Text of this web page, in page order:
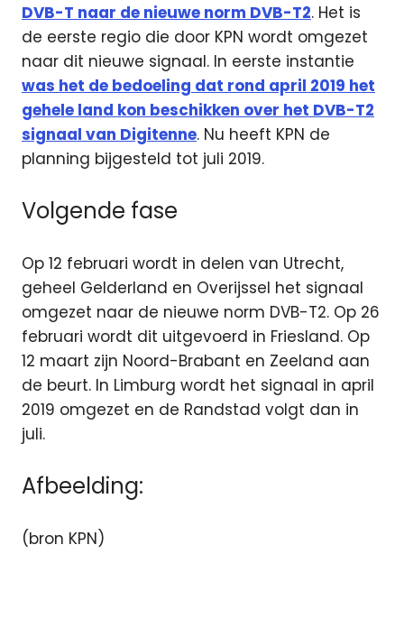
DVB-T naar de nieuwe norm DVB-T2. Het is
de eerste regio die door KPN wordt omgezet
naar dit nieuwe signaal. In eerste instantie
was het de bedoeling dat rond april 2019 het
gehele land kon beschikken over het DVB-T2
signaal van Digitenne. Nu heeft KPN de
planning bijgesteld tot juli 2019.
Volgende fase
Op 12 februari wordt in delen van Utrecht,
geheel Gelderland en Overijssel het signaal
omgezet naar de nieuwe norm DVB-T2. Op 26
februari wordt dit uitgevoerd in Friesland. Op
12 maart zijn Noord-Brabant en Zeeland aan
de beurt. In Limburg wordt het signaal in april
2019 omgezet en de Randstad volgt dan in
juli.
Afbeelding:
(bron KPN)